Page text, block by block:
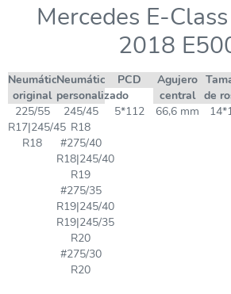
Mercedes E-
2018
Neumático
original
Neumático
personalizado
PCD
Agujero
central de
225/55
R17|245/45
R18
245/45
R18
#275/40
R18|245/40
R19
#275/35
R19|245/40
R19|245/35
R20
#275/30
R20
5*112 66,6 mm